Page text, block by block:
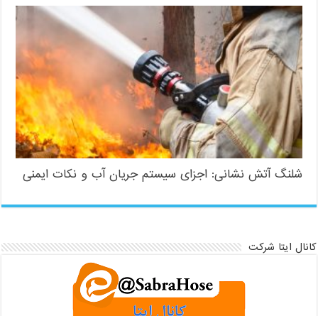
شلنگ آتش نشانی: اجزای سیستم جریان آب و نکات ایمنی
کانال ایتا شرکت